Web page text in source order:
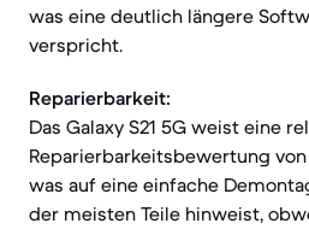
was eine deutlich längere
verspricht.
Reparierbarkeit:
Das Galaxy S21 5G weist eine
Reparierbarkeitsbewertung von
was auf eine einfache
der meisten Teile hinweist,